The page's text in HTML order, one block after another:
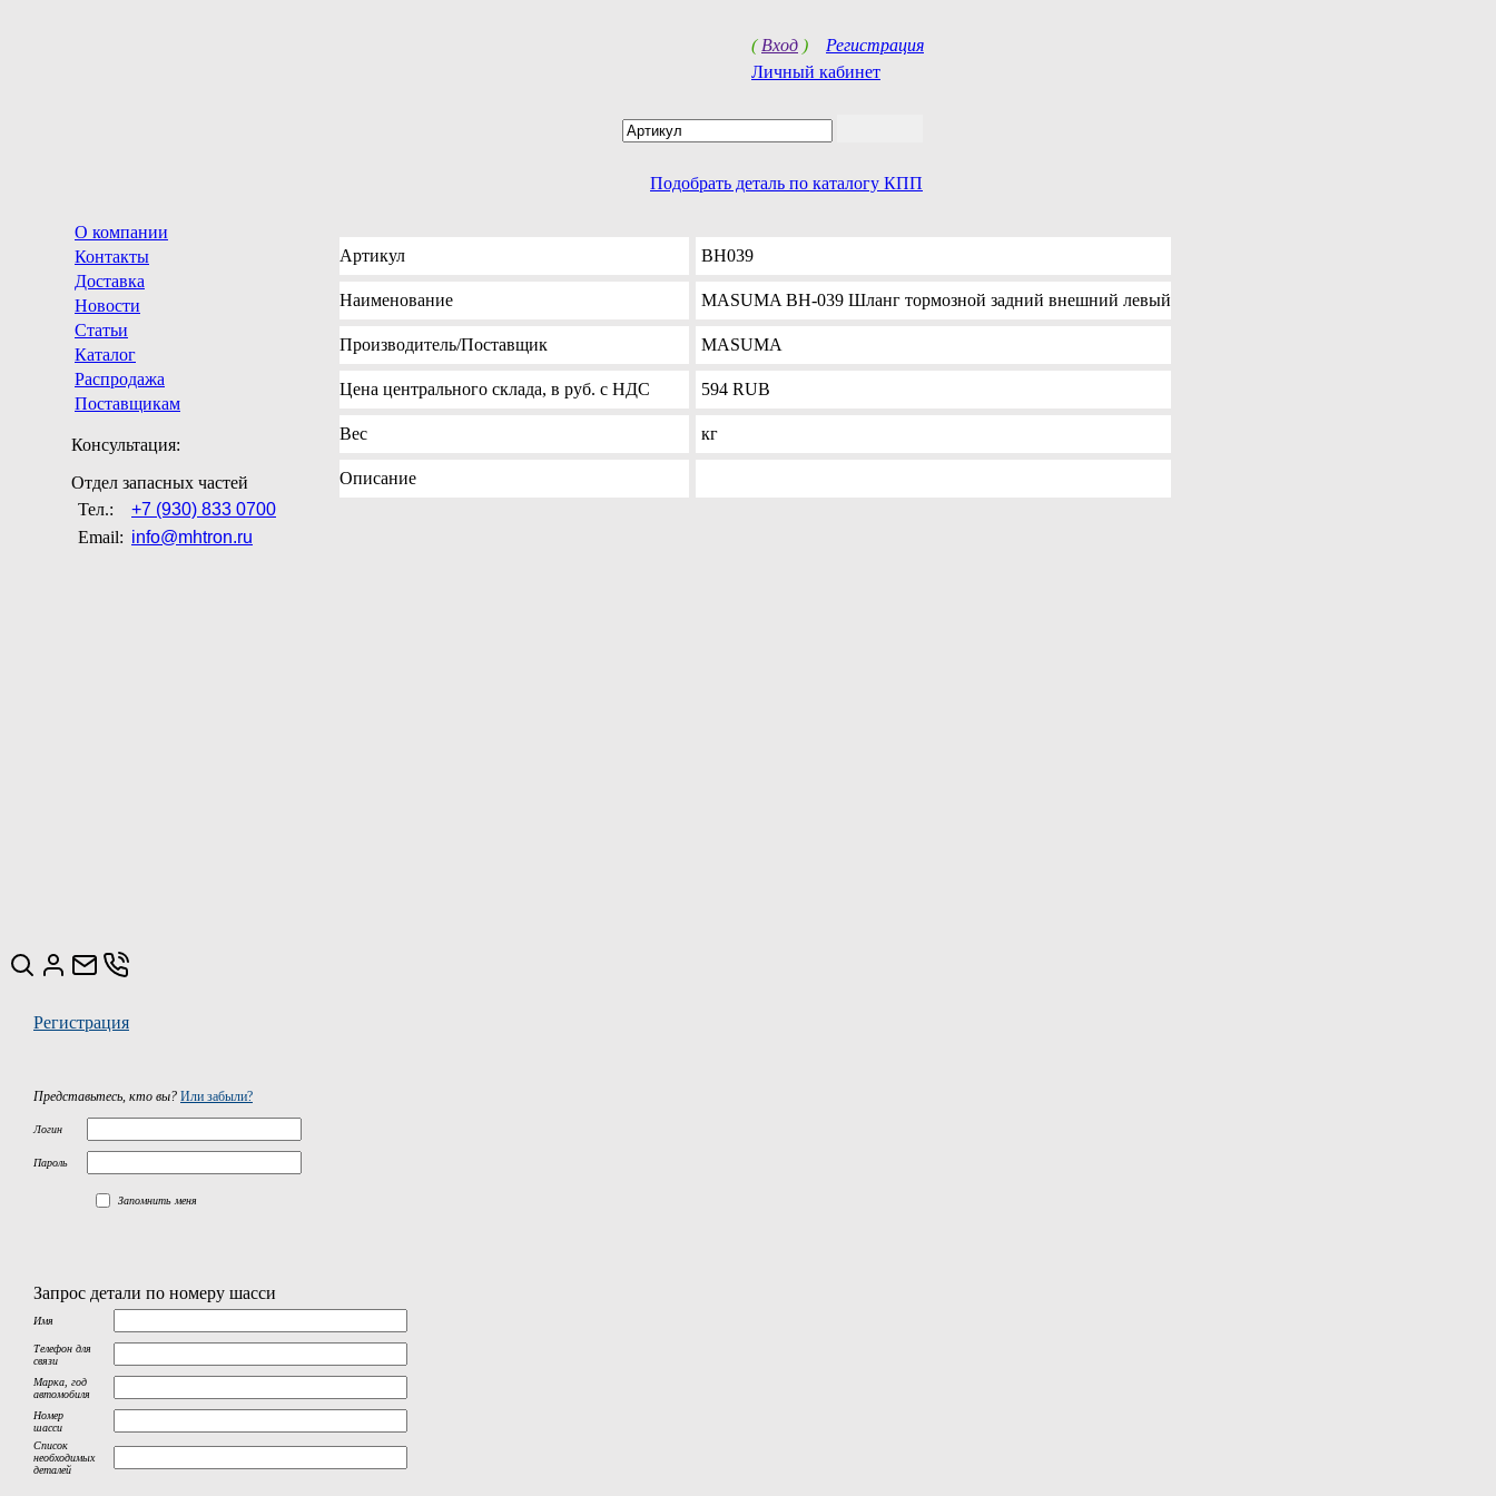
( Вход ) Регистрация
Личный кабинет
Подобрать деталь по каталогу КПП
О компании
Контакты
Доставка
Новости
Статьи
Каталог
Распродажа
Поставщикам
Консультация:
Отдел запасных частей
Тел.:
+7 (930) 833 0700
Email: info@mhtron.ru
Артикул BH039
Наименование MASUMA BH-039 Шланг тормозной задний внешний левый
Производитель/Поставщик MASUMA
Цена центрального склада, в руб. с НДС 594 RUB
Вес кг
Описание
Регистрация
Представьтесь, кто вы? Или забыли?
Логин
Пароль
Запомнить меня
Запрос детали по номеру шасси
Имя
Телефон для
связи
Марка, год
автомобиля
Номер
шасси
Список
необходимых
деталей